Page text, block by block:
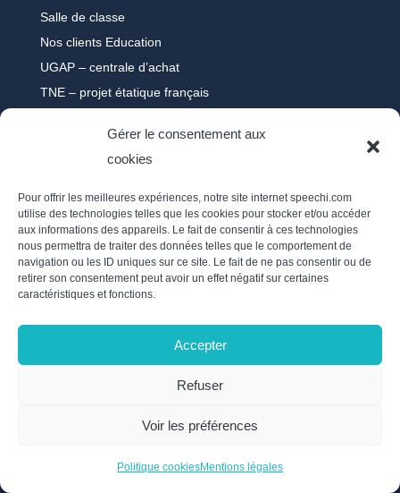
Gérer le consentement aux
cookies
Pour offrir les meilleures expériences, notre site internet speechi.com
utilise des technologies telles que les cookies pour stocker et/ou accéder
aux informations des appareils. Le fait de consentir à ces technologies
nous permettra de traiter des données telles que le comportement de
navigation ou les ID uniques sur ce site. Le fait de ne pas consentir ou de
retirer son consentement peut avoir un effet négatif sur certaines
caractéristiques et fonctions.
Accepter
Refuser
Voir les préférences
Politique cookiesMentions légales
Salle de classe
Nos clients Education
UGAP – centrale d’achat
TNE – projet étatique français
Ecran tactile Android
Ecran tactile 65″ et 75″
Gammes SpeechiTouch
TBI fixe
Tableau blanc interactif
TBI mobile
FAQs visioconférence